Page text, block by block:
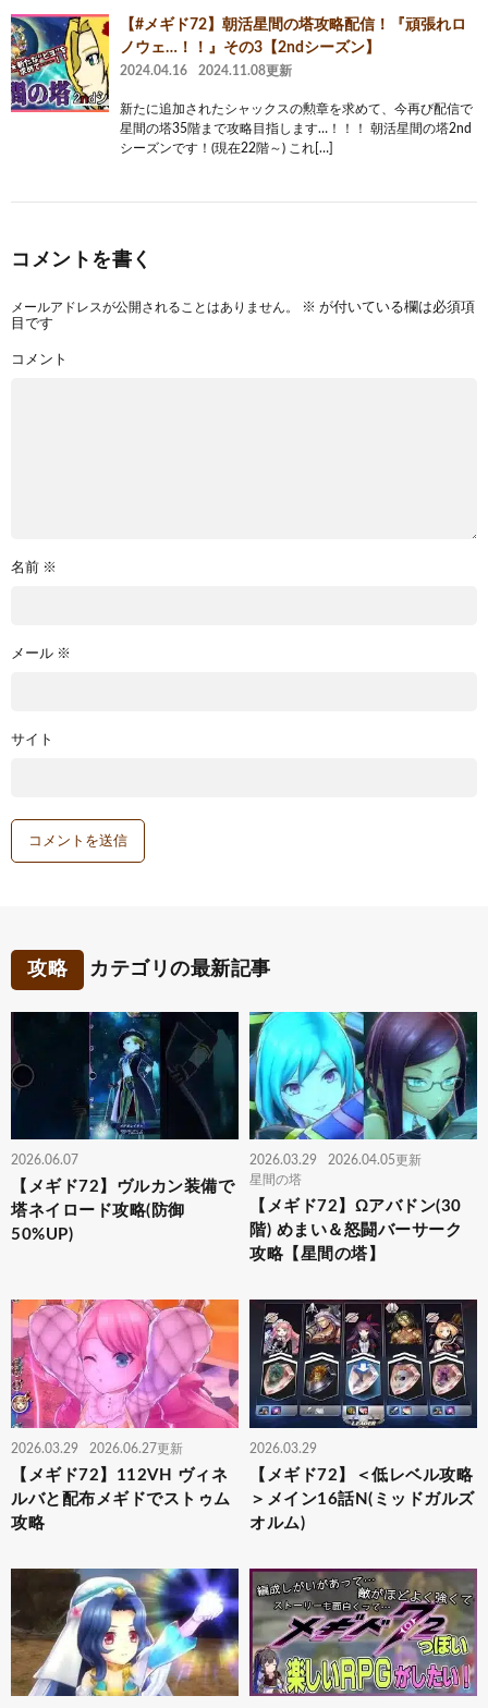
【#メギド72】朝活星間の塔攻略配信！『頑張れロ
ノウェ…！！』その3【2ndシーズン】
2024.04.16 2024.11.08更新
新たに追加されたシャックスの勲章を求めて、今再び配信で
星間の塔35階まで攻略目指します…！！！ 朝活星間の塔2nd
シーズンです！(現在22階～) これ[…]
コメントを書く
メールアドレスが公開されることはありません。 ※ が付いている欄は必須項
目です
コメント
名前 ※
メール ※
サイト
攻略 カテゴリの最新記事
2026.06.07
【メギド72】ヴルカン装備で
塔ネイロード攻略(防御
50%UP)
2026.03.29
2026.04.05更新
星間の塔
【メギド72】Ωアバドン(30
階) めまい＆怒闘バーサーク
攻略【星間の塔】
2026.03.29 2026.06.27更新
【メギド72】112VH ヴィネ
ルバと配布メギドでストゥム
攻略
2026.03.29
【メギド72】＜低レベル攻略
＞メイン16話N(ミッドガルズ
オルム)